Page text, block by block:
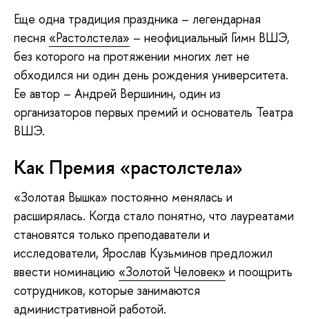
Еще одна традиция праздника – легендарная
песня «Растолстела» – неофициальный Гимн ВШЭ,
без которого на протяжении многих лет не
обходился ни один день рождения университета.
Ее автор – Андрей Вершинин, один из
организаторов первых премий и основатель Театра
ВШЭ.
Как Премия «растолстела»
«Золотая Вышка» постоянно менялась и
расширялась. Когда стало понятно, что лауреатами
становятся только преподаватели и
исследователи, Ярослав Кузьминов предложил
ввести номинацию «Золотой Человек» и поощрить
сотрудников, которые занимаются
административной работой.